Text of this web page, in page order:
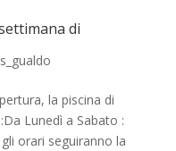
di
la piscina di
Lunedì a Sabato :
orari seguiranno la